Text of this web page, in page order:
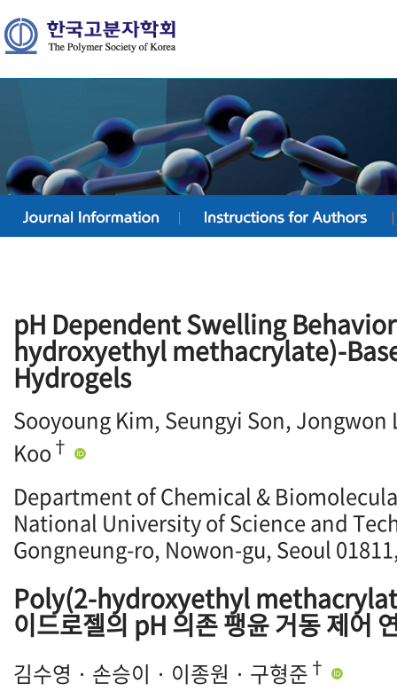
pH Dependent Swelling
hydroxyethyl methacrylate)-
Hydrogels
Sooyoung Kim, Seungyi Son,
Koo †
Department of Chemical &
National University of Science and
Gongneung-ro, Nowon-gu, Seoul
Poly(2-hydroxyethyl
이드로젤의 pH 의존 팽윤 거동 제어
김수영 · 손승이 · 이종원 · 구형준 †